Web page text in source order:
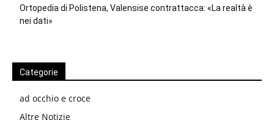
Ortopedia di Polistena, Valensise contrattacca: «La realtà è
nei dati»
Categorie
ad occhio e croce
Altre Notizie